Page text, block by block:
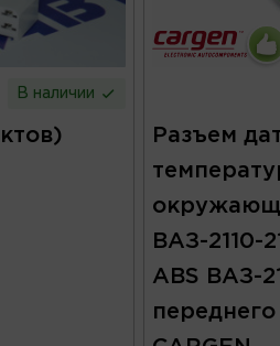
В наличии
Разъем
ВАЗ-2110-
ABS ВАЗ-